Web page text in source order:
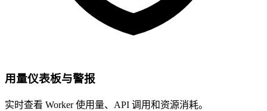
用量仪表板与警报
实时查看 Worker 使用量、API 调用和资源消耗。